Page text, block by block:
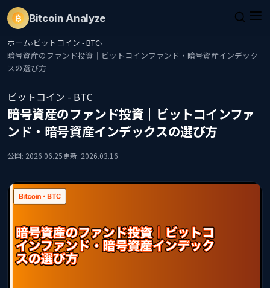
₿ Bitcoin Analyze
ホーム›ビットコイン - BTC›
暗号資産のファンド投資｜ビットコインファンド・暗号資産インデック
スの選び方
ビットコイン - BTC
暗号資産のファンド投資｜ビットコインファ
ンド・暗号資産インデックスの選び方
公開: 2026.06.25更新: 2026.03.16